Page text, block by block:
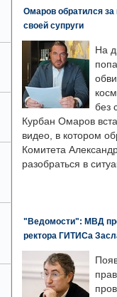
Омаров обратился
своей супруги
На
без
Курбан Омаров
видео, в котором
Комитета
разобраться в
"Ведомости": МВД
ректора ГИТИСа